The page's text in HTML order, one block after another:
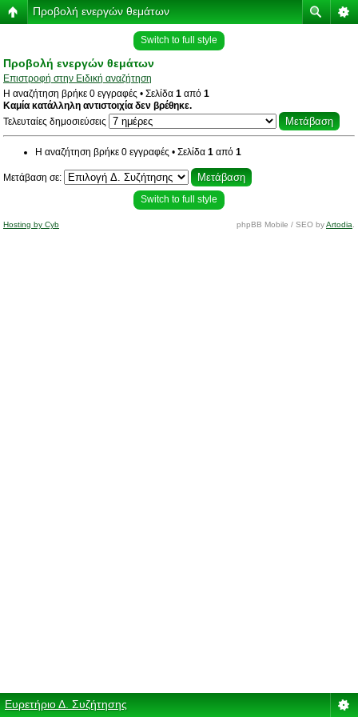
Προβολή ενεργών θεμάτων
Switch to full style
Προβολή ενεργών θεμάτων
Επιστροφή στην Ειδική αναζήτηση
Η αναζήτηση βρήκε 0 εγγραφές • Σελίδα 1 από 1
Καμία κατάλληλη αντιστοιχία δεν βρέθηκε.
Τελευταίες δημοσιεύσεις
Η αναζήτηση βρήκε 0 εγγραφές • Σελίδα 1 από 1
Μετάβαση σε:
Switch to full style
Hosting by Cyb phpBB Mobile / SEO byArtodia
Ευρετήριο Δ. Συζήτησης